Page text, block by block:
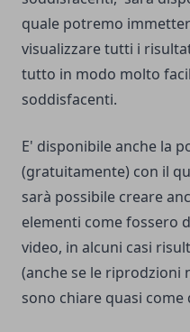
quale potremo
visualizzare tutti i
tutto in modo molto
soddisfacenti.
E' disponibile anche la
(gratuitamente) con il
sarà possibile creare
elementi come fossero
video, in alcuni casi
(anche se le riprodzioni
sono chiare quasi come